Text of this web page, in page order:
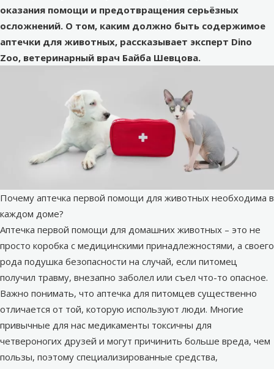
оказания помощи и предотвращения серьёзных
осложнений. О том, каким должно быть содержимое
аптечки для животных, рассказывает эксперт Dino
Zoo, ветеринарный врач Байба Шевцова.
Почему аптечка первой помощи для животных необходима в
каждом доме?
Аптечка первой помощи для домашних животных – это не
просто коробка с медицинскими принадлежностями, а своего
рода подушка безопасности на случай, если питомец
получил травму, внезапно заболел или съел что-то опасное.
Важно понимать, что аптечка для питомцев существенно
отличается от той, которую используют люди. Многие
привычные для нас медикаменты токсичны для
четвероногих друзей и могут причинить больше вреда, чем
пользы, поэтому специализированные средства,